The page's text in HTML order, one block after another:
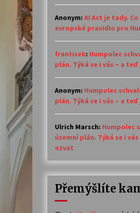
Anonym: AI Act je tady.
evropské pravidlo pro
frantisek: Humpolec
plán. Týká se i vás – a
Anonym: Humpolec
plán. Týká se i vás – a
Ulrich Marsch: Humpolec
územní plán. Týká se i
ozvat
Přemýšlíte